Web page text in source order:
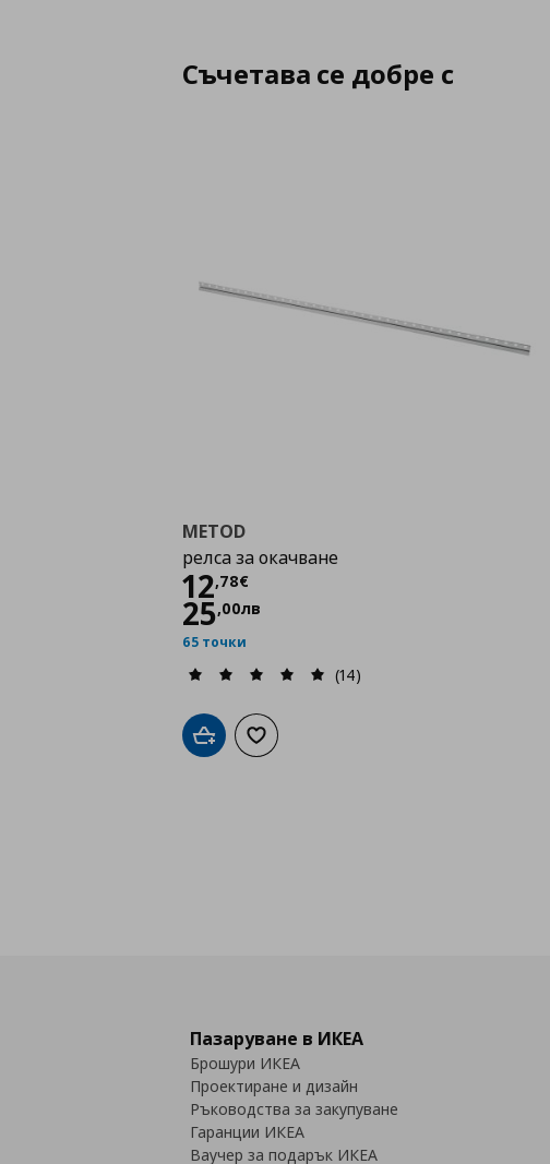
Съчетава се добре с
METOD
релса за окачване
12,78€
Цена
25,00лв
65 точки
(14)
Добави в кошницата
Добави към списъка с любими
Пазаруване в ИКЕА
Брошури ИКЕА
Проектиране и дизайн
Ръководства за закупуване
Гаранции ИКЕА
Ваучер за подарък ИКЕА